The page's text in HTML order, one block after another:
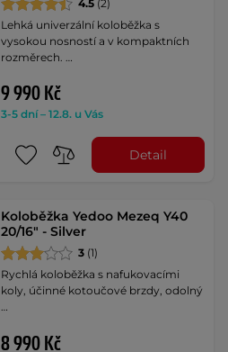
4.5 (2)
Lehká univerzální koloběžka s
vysokou nosností a v kompaktních
rozměrech. …
9 990 Kč
3-5 dní – 12.8. u Vás
Detail
Koloběžka Yedoo Mezeq Y40
20/16" - Silver
3 (1)
Rychlá koloběžka s nafukovacími
koly, účinné kotoučové brzdy, odolný
…
8 990 Kč